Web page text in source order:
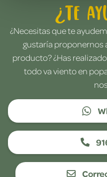
¿Te
¿Necesitas que te
gustaría proponernos
producto? ¿Has
todo va viento en